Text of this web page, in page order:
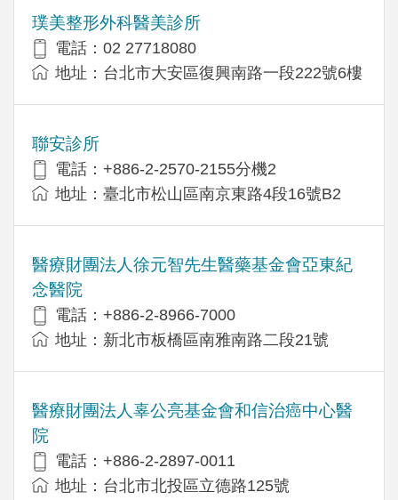
璞美整形外科醫美診所
電話：02 27718080
地址：台北市大安區復興南路一段222號6樓
聯安診所
電話：+886-2-2570-2155分機2
地址：臺北市松山區南京東路4段16號B2
醫療財團法人徐元智先生醫藥基金會亞東紀
念醫院
電話：+886-2-8966-7000
地址：新北市板橋區南雅南路二段21號
醫療財團法人辜公亮基金會和信治癌中心醫
院
電話：+886-2-2897-0011
地址：台北市北投區立德路125號